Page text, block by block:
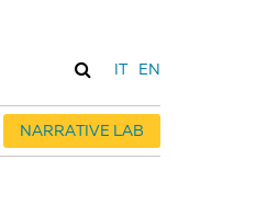
EN
NARRATIVE LAB